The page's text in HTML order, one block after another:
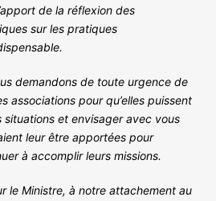
de la réflexion des
sur les pratiques
demandons de toute urgence de
associations pour qu’elles puissent
situations et envisager avec vous
leur être apportées pour
à accomplir leurs missions.
le Ministre, à notre attachement au